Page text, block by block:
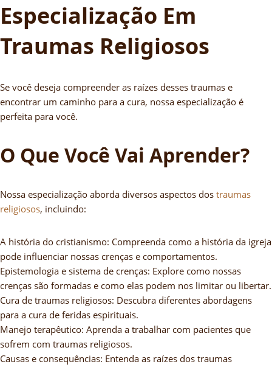
Especialização Em
Traumas Religiosos
Se você deseja compreender as raízes desses traumas e
encontrar um caminho para a cura, nossa especialização é
perfeita para você.
O Que Você Vai Aprender?
Nossa especialização aborda diversos aspectos dos traumas
religiosos, incluindo:
A história do cristianismo: Compreenda como a história da igreja
pode influenciar nossas crenças e comportamentos.
Epistemologia e sistema de crenças: Explore como nossas
crenças são formadas e como elas podem nos limitar ou libertar.
Cura de traumas religiosos: Descubra diferentes abordagens
para a cura de feridas espirituais.
Manejo terapêutico: Aprenda a trabalhar com pacientes que
sofrem com traumas religiosos.
Causas e consequências: Entenda as raízes dos traumas